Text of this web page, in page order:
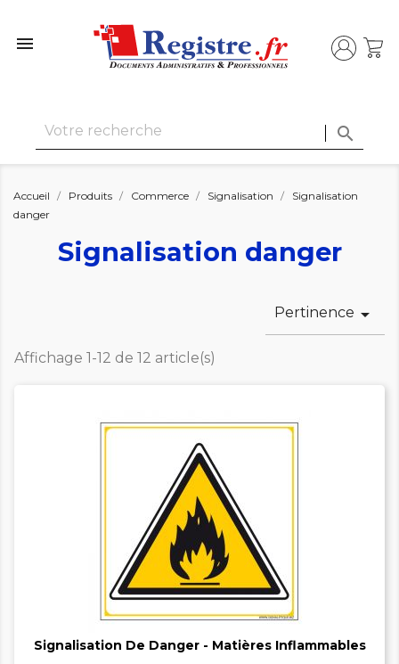


Accueil Produits Commerce Signalisation
Signalisation
danger
Signalisation danger
Pertinence 
Affichage 1-12 de 12 article(s)


Signalisation De Danger - Matières Inflammables